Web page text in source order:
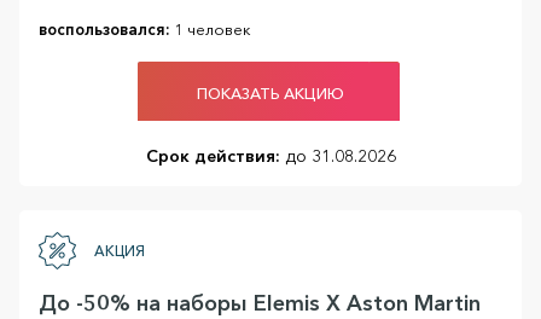
воспользовался: 1 человек
ПОКАЗАТЬ АКЦИЮ
Срок действия: до 31.08.2026
АКЦИЯ
До -50% на наборы Elemis X Aston Martin